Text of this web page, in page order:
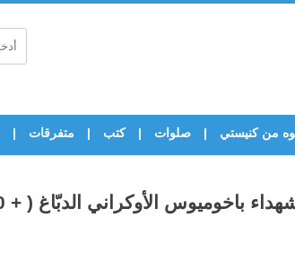
من كنيستي صلوات كتب متفرقات
باخوميوس الأوكراني الدبّاغ ( + 1730م)